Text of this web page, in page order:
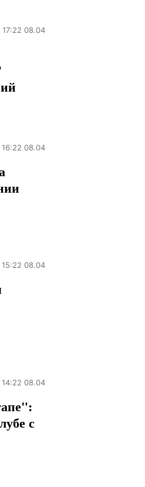
17:22 08.04
16:22 08.04
15:22 08.04
14:22 08.04
с